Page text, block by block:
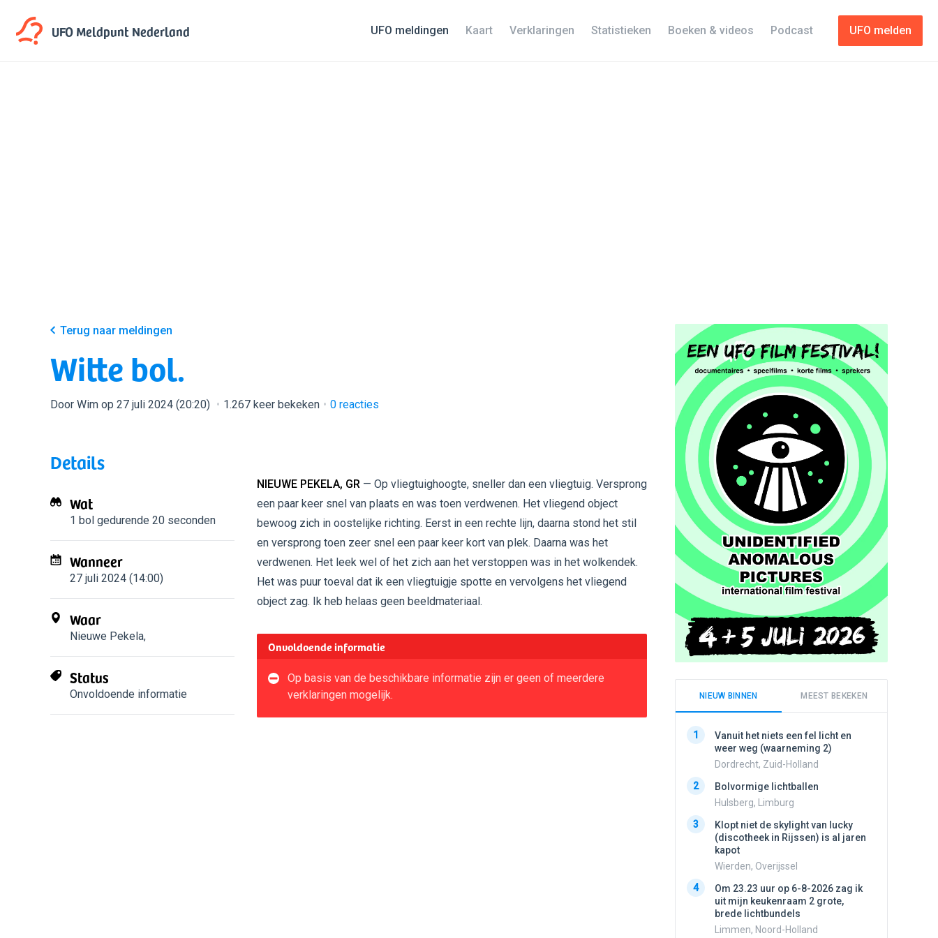
UFO MeldpuntNederland UFO melden
UFO meldingen Kaart Verklaringen Statistieken Boeken & videos Podcast
Terug naar meldingen
Witte bol.
Door Wim op 27 juli 2024 (20:20) 1.267 keer bekeken 0 reacties
Details
Wat
1 bol gedurende 20 seconden
Wanneer
27 juli 2024 (14:00)
Waar
Nieuwe Pekela,
Status
Onvoldoende informatie
NIEUWE PEKELA, GR— Op vliegtuighoogte, sneller dan een vliegtuig. Versprong
een paar keer snel van plaats en was toen verdwenen. Het vliegend object
bewoog zich in oostelijke richting. Eerst in een rechte lijn, daarna stond het stil
en versprong toen zeer snel een paar keer kort van plek. Daarna was het
verdwenen. Het leek wel of het zich aan het verstoppen was in het wolkendek.
Het was puur toeval dat ik een vliegtuigje spotte en vervolgens het vliegend
object zag. Ik heb helaas geen beeldmateriaal.
Onvoldoende informatie
Op basis van de beschikbare informatie zijn er geen of meerdere
verklaringen mogelijk.
NIEUW BINNEN MEEST BEKEKEN
1
Vanuit het niets een fel licht en
weer weg (waarneming 2)
Dordrecht, Zuid-Holland
2
Bolvormige lichtballen
Hulsberg, Limburg
3
Klopt niet de skylight van lucky
(discotheek in Rijssen) is al jaren
kapot
Wierden, Overijssel
4
Om 23.23 uur op 6-8-2026 zag ik
uit mijn keukenraam 2 grote,
brede lichtbundels
Limmen, Noord-Holland